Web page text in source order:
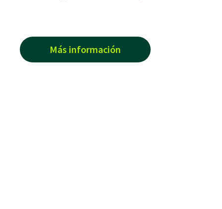
Más información